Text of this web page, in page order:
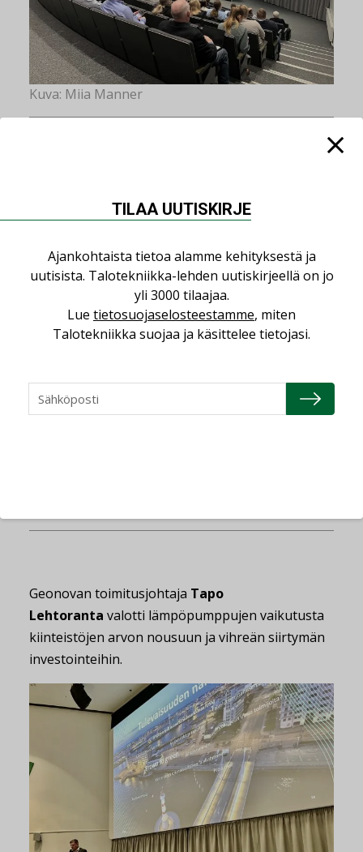
Kuva: Miia Manner
valaisi ajankohtaisia asioita sähkö- ja
lämmitysmarkkinoilta, painottaen
Geonovan toimitusjohtaja Tapo
Lehtoranta valotti lämpöpumppujen vaikutusta
kiinteistöjen arvon nousuun ja vihreän siirtymän
investointeihin.
TILAA UUTISKIRJE
Ajankohtaista tietoa alamme kehityksestä ja
uutisista. Talotekniikka-lehden uutiskirjeellä on jo
yli 3000 tilaajaa.
Lue tietosuojaselosteestamme, miten
Talotekniikka suojaa ja käsittelee tietojasi.